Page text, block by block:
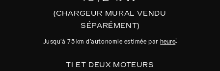
(CHARGEUR MURAL VENDU
SÉPARÉMENT)
Jusqu’à 75 km d’autonomie estimée par heure†
TI ET DEUX MOTEURS